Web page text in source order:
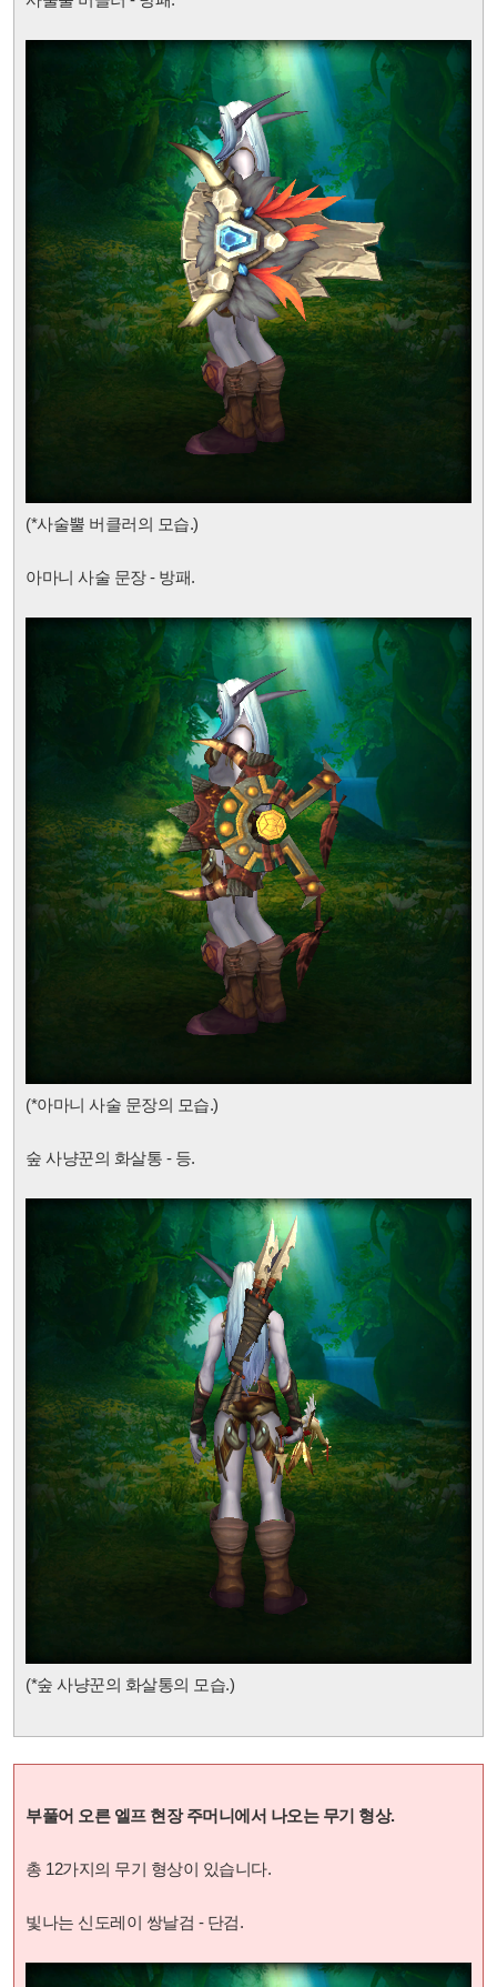
(*사술뿔 버클러의 모습.)
아마니 사술 문장 - 방패.
(*아마니 사술 문장의 모습.)
숲 사냥꾼의 화살통 - 등.
(*숲 사냥꾼의 화살통의 모습.)
부풀어 오른 엘프 현장 주머니에서 나오는 무기 형상.
총 12가지의 무기 형상이 있습니다.
빛나는 신도레이 쌍날검 - 단검.